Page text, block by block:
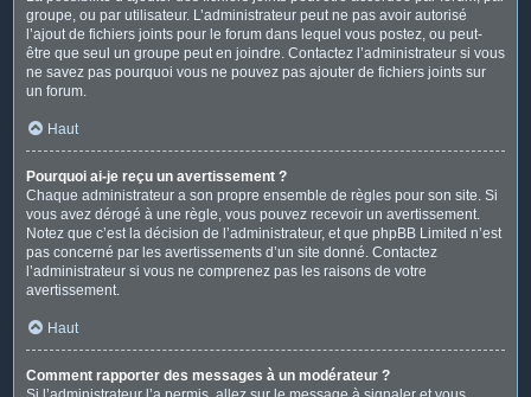
groupe, ou par utilisateur. L’administrateur peut ne pas avoir autorisé
l’ajout de fichiers joints pour le forum dans lequel vous postez, ou peut-
être que seul un groupe peut en joindre. Contactez l’administrateur si vous
ne savez pas pourquoi vous ne pouvez pas ajouter de fichiers joints sur
un forum.
Haut
Pourquoi ai-je reçu un avertissement ?
Chaque administrateur a son propre ensemble de règles pour son site. Si
vous avez dérogé à une règle, vous pouvez recevoir un avertissement.
Notez que c’est la décision de l’administrateur, et que phpBB Limited n’est
pas concerné par les avertissements d’un site donné. Contactez
l’administrateur si vous ne comprenez pas les raisons de votre
avertissement.
Haut
Comment rapporter des messages à un modérateur ?